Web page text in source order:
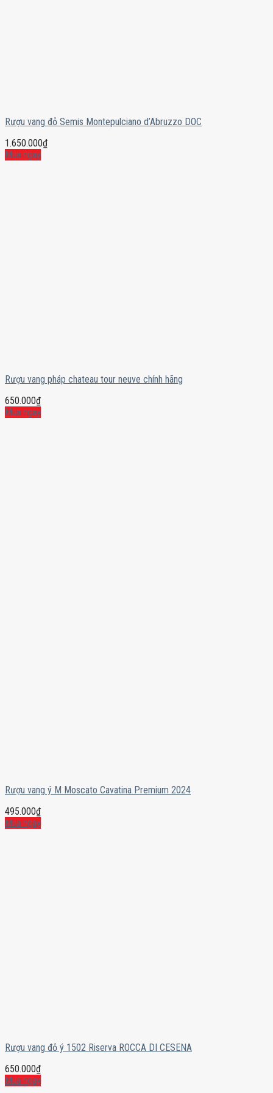
Rượu vang đỏ Semis Montepulciano d’Abruzzo DOC
1.650.000₫
Mua ngay
Rượu vang pháp chateau tour neuve chính hãng
650.000₫
Mua ngay
Rượu vang ý M Moscato Cavatina Premium 2024
495.000₫
Mua ngay
Rượu vang đỏ ý 1502 Riserva ROCCA DI CESENA
650.000₫
Mua ngay